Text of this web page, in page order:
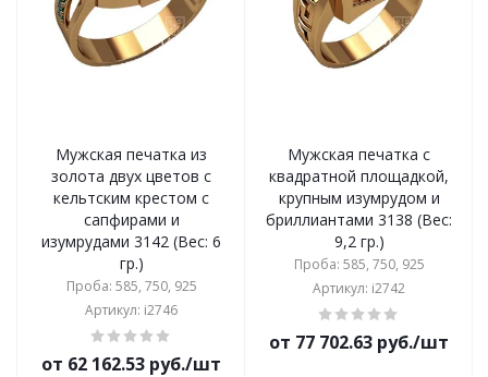
Мужская печатка из
золота двух цветов с
кельтским крестом с
сапфирами и
изумрудами 3142 (Вес: 6
гр.)
Проба: 585, 750, 925
Артикул: i2746
от 62 162.53 руб./шт
Мужская печатка с
квадратной площадкой,
крупным изумрудом и
бриллиантами 3138 (Вес:
9,2 гр.)
Проба: 585, 750, 925
Артикул: i2742
от 77 702.63 руб./шт